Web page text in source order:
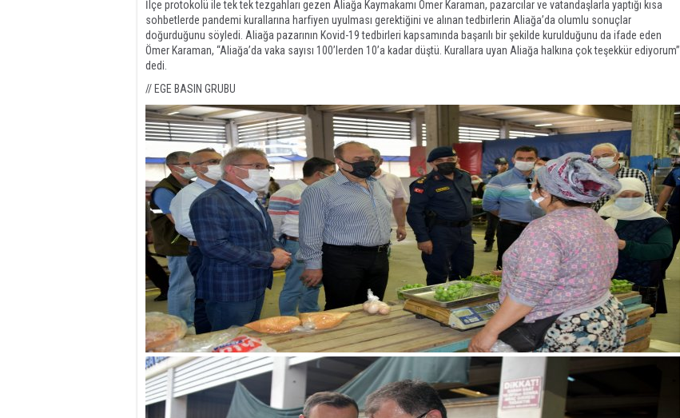
İlçe protokolü ile tek tek tezgahları gezen Aliağa Kaymakamı Ömer Karaman, pazarcılar ve vatandaşlarla yaptığı kısa
sohbetlerde pandemi kurallarına harfiyen uyulması gerektiğini ve alınan tedbirlerin Aliağa’da olumlu sonuçlar
doğurduğunu söyledi. Aliağa pazarının Kovid-19 tedbirleri kapsamında başarılı bir şekilde kurulduğunu da ifade eden
Ömer Karaman, “Aliağa’da vaka sayısı 100’lerden 10’a kadar düştü. Kurallara uyan Aliağa halkına çok teşekkür ediyorum”
dedi.
// EGE BASIN GRUBU